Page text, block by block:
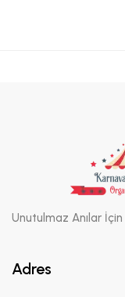
Unutulmaz Anılar İçin
Adres